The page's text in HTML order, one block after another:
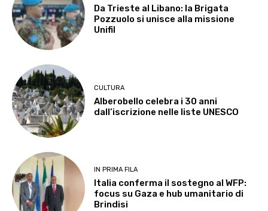
Da Trieste al Libano: la Brigata
Pozzuolo si unisce alla missione
Unifil
CULTURA
Alberobello celebra i 30 anni
dall’iscrizione nelle liste UNESCO
IN PRIMA FILA
Italia conferma il sostegno al WFP:
focus su Gaza e hub umanitario di
Brindisi